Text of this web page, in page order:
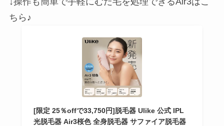
ちら♪
[限定 25％offで33,750円]脱毛器 Ulike 公式 IPL
光脱毛器 Air3桜色 全身脱毛器 サファイア脱毛器